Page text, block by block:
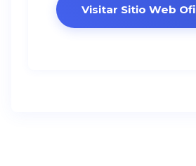
Visitar Sitio Web